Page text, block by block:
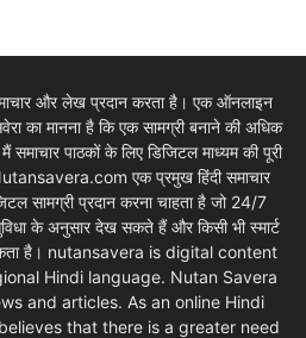
और लेख प्रदान करता है। एक ऑनलाइन
का मानना है कि एक सामग्री बनाने की अधिक
पाठकों के लिए डिजिटल माध्यम की पूरी
एक प्रमुख हिंदी समाचार
सामग्री प्रदान करना चाहता है जो 24/7
के अनुसार देख सकते हैं और किसी भी स्मार्ट
है। nutansavera is digital content
Hindi language. Nutan Savera
and articles. As an online Hindi
that there is a greater need